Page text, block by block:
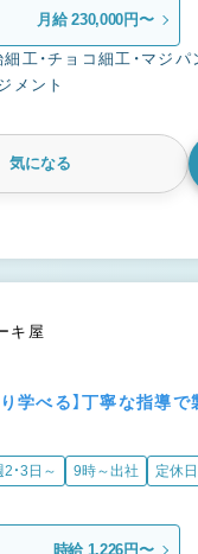
月給 230,000円〜
細工・チョコ細工・マジパ
メント
気になる
キ屋
学べる】丁寧な指導
2・3日～ 9時～出社 定休
時給 1,226円〜